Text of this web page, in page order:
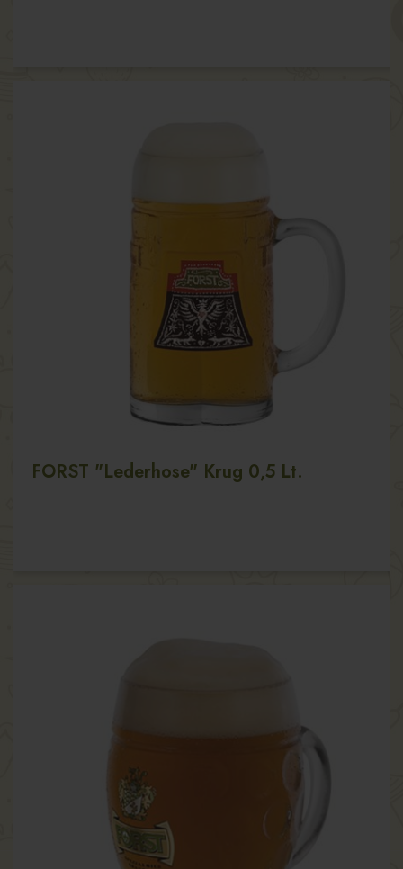
FORST "Lederhose" Krug 0,5 Lt.